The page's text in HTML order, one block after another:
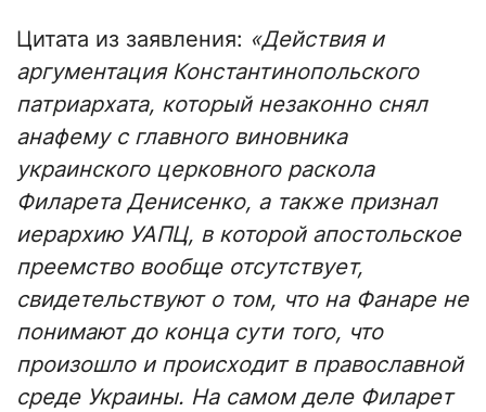
Цитата из заявления: «Действия и
аргументация Константинопольского
патриархата, который незаконно снял
анафему с главного виновника
украинского церковного раскола
Филарета Денисенко, а также признал
иерархию УАПЦ, в которой апостольское
преемство вообще отсутствует,
свидетельствуют о том, что на Фанаре не
понимают до конца сути того, что
произошло и происходит в православной
среде Украины. На самом деле Филарет